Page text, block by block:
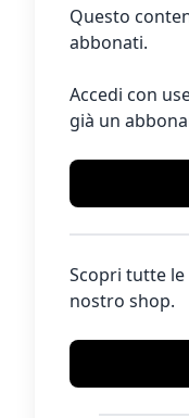
Questo
abbonati.
Accedi con
già un
Scopri tutte
nostro shop.